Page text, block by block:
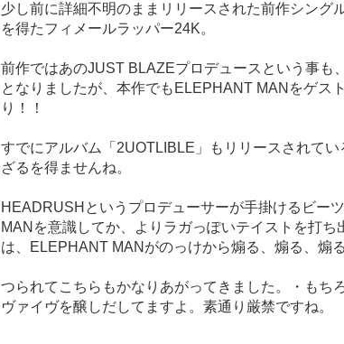
少し前に詳細不明のままリリースされた前作シング
を得たフィメールラッパー24K。
前作ではあのJUST BLAZEプロデュースという事も
となりましたが、本作でもELEPHANT MANをゲス
り！！
すでにアルバム「2UOTLIBLE」もリリースされて
ざるを得ませんね。
HEADRUSHというプロデューサーが手掛けるビー
MANを意識してか、よりラガっぽいテイストを打
は、ELEPHANT MANがのっけから煽る、煽る、煽
つられてこちらもかなりあがってきました。・もち
ヴァイヴを醸しだしてますよ。素通り厳禁ですね。